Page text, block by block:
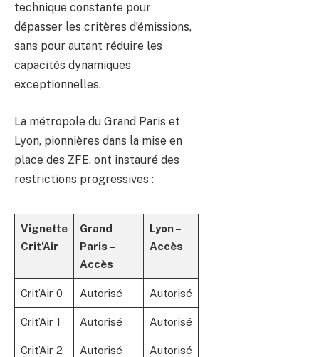
technique constante pour
dépasser les critères d’émissions,
sans pour autant réduire les
capacités dynamiques
exceptionnelles.
La métropole du Grand Paris et
Lyon, pionnières dans la mise en
place des ZFE, ont instauré des
restrictions progressives :
Vignette
Crit’Air
Grand
Paris –
Accès
Lyon –
Accès
Crit’Air 0 Autorisé Autorisé
Crit’Air 1 Autorisé Autorisé
Crit’Air 2 Autorisé Autorisé